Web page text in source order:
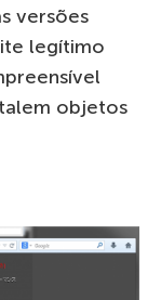
versões
legítimo
objetos